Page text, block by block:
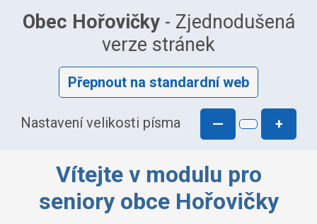
Obec Hořovičky- Zjednodušená
verze stránek
Přepnout na standardní web
Nastavení velikosti písma — +
Vítejte v modulu pro
seniory obce Hořovičky